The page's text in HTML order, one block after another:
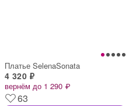
Платье SelenaSonata
4 320 ₽
вернём до 1 290 ₽
63